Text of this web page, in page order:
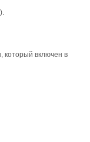
который включен в